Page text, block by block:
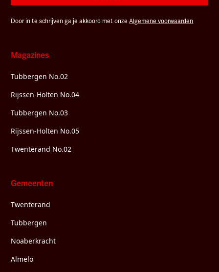
Door in te schrijven ga je akkoord met onzeAlgemene voorwaarden
Magazines
Tubbergen No.02
Rijssen-Holten No.04
Tubbergen No.03
Rijssen-Holten No.05
Twenterand No.02
Gemeenten
Twenterand
Tubbergen
Noaberkracht
Almelo